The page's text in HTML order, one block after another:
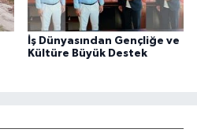
İş Dünyasından Gençliğe ve
Kültüre Büyük Destek